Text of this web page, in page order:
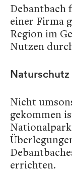
Debantbach
einer Firma
Region im
Nutzen
Nicht
gekommen
errichten.